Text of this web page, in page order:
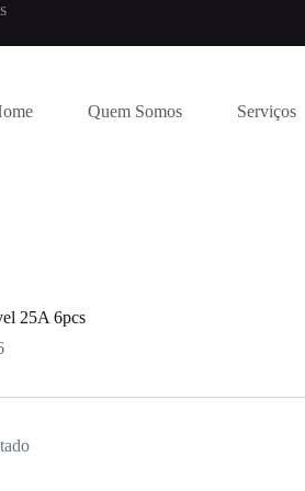
Quem Somos Serviços
25A 6pcs